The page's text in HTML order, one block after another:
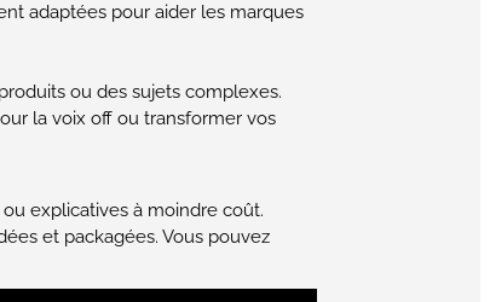
adaptées pour aider les marques
ou des sujets complexes.
la voix off ou transformer vos
explicatives à moindre coût.
et packagées. Vous pouvez